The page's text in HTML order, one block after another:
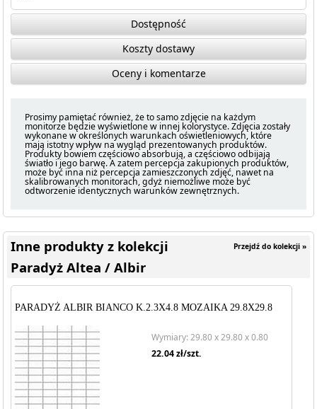
Dostępność
Koszty dostawy
Oceny i komentarze
Prosimy pamiętać również, że to samo zdjęcie na każdym
monitorze będzie wyświetlone w innej kolorystyce. Zdjęcia zostały
wykonane w określonych warunkach oświetleniowych, które
mają istotny wpływ na wygląd prezentowanych produktów.
Produkty bowiem częściowo absorbują, a częściowo odbijają
światło i jego barwę. A zatem percepcja zakupionych produktów,
może być inna niż percepcja zamieszczonych zdjęć, nawet na
skalibrowanych monitorach, gdyż niemożliwe może być
odtworzenie identycznych warunków zewnętrznych.
Przejdź do kolekcji »
Inne produkty z kolekcji
Paradyż Altea / Albir
PARADYŻ ALBIR BIANCO K.2.3X4.8 MOZAIKA 29.8X29.8
Wymiary: 29.80 x 29.80 x 0.80
22.04zł/szt.